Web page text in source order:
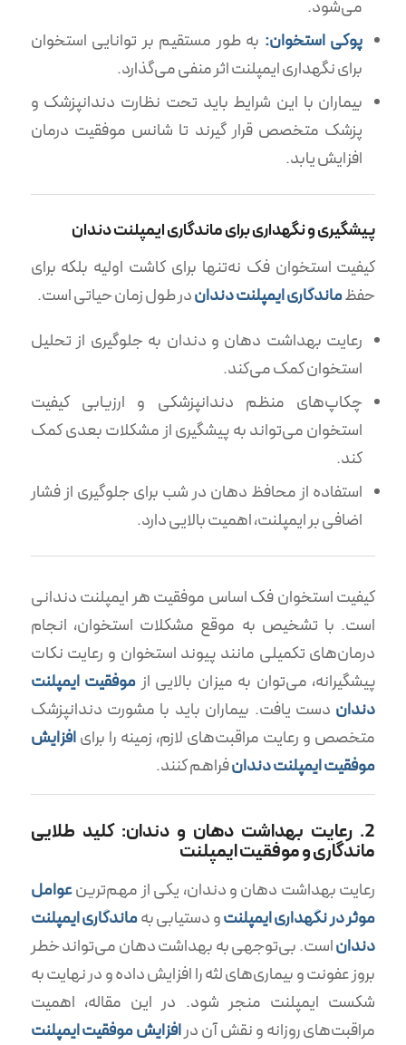
می‌شود.
پوکی استخوان: به طور مستقیم بر توانایی استخوان
برای نگهداری ایمپلنت اثر منفی می‌گذارد.
بیماران با این شرایط باید تحت نظارت دندانپزشک و
پزشک متخصص قرار گیرند تا شانس موفقیت درمان
افزایش یابد.
پیشگیری و نگهداری برای ماندگاری ایمپلنت دندان
کیفیت استخوان فک نه‌تنها برای کاشت اولیه بلکه برای
حفظماندگاری ایمپلنت دنداندر طول زمان حیاتی است.
رعایت بهداشت دهان و دندان به جلوگیری از تحلیل
استخوان کمک می‌کند.
چکاپ‌های منظم دندانپزشکی و ارزیابی کیفیت
استخوان می‌تواند به پیشگیری از مشکلات بعدی کمک
کند.
استفاده از محافظ دهان در شب برای جلوگیری از فشار
اضافی بر ایمپلنت، اهمیت بالایی دارد.
کیفیت استخوان فک اساس موفقیت هر ایمپلنت دندانی
است. با تشخیص به موقع مشکلات استخوان، انجام
درمان‌های تکمیلی مانند پیوند استخوان و رعایت نکات
پیشگیرانه، می‌توان به میزان بالایی از موفقیت ایمپلنت
دندان دست یافت. بیماران باید با مشورت دندانپزشک
متخصص و رعایت مراقبت‌های لازم، زمینه را برایافزایش
موفقیت ایمپلنت دندانفراهم کنند.
2. رعایت بهداشت دهان و دندان: کلید طلایی
ماندگاری و موفقیت ایمپلنت
رعایت بهداشت دهان و دندان، یکی از مهم‌ترینعوامل
موثر در نگهداری ایمپلنتو دستیابی بهماندگاری ایمپلنت
دنداناست. بی‌توجهی به بهداشت دهان می‌تواند خطر
بروز عفونت و بیماری‌های لثه را افزایش داده و در نهایت به
شکست ایمپلنت منجر شود. در این مقاله، اهمیت
مراقبت‌های روزانه و نقش آن درافزایش موفقیت ایمپلنت